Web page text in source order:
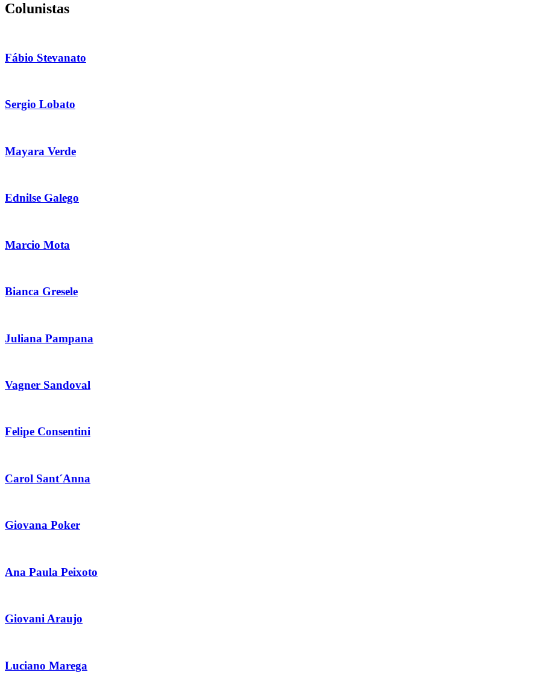
Colunistas
Fábio Stevanato
Sergio Lobato
Mayara Verde
Ednilse Galego
Marcio Mota
Bianca Gresele
Juliana Pampana
Vagner Sandoval
Felipe Consentini
Carol Sant´Anna
Giovana Poker
Ana Paula Peixoto
Giovani Araujo
Luciano Marega